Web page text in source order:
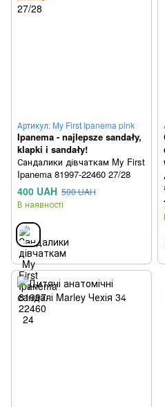
Артикул: My First Ipanema pink
Ipanema - najlepsze sandały,
klapki i sandały!
Сандалики дівчаткам My First
Ipanema 81997-22460 27/28
400 UAH 500 UAH
В наявності